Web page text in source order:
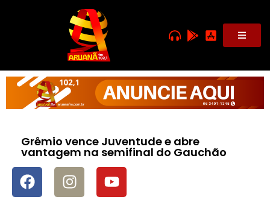
Grêmio vence Juventude e abre
vantagem na semifinal do Gauchão